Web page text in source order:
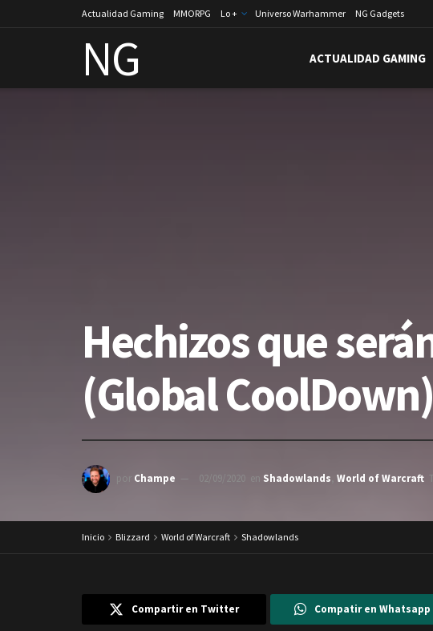
Actualidad Gaming MMORPG Lo + Universo Warhammer NG Gadgets
NG ACTUALIDAD GAMING
Hechizos que
(Global CoolDown)
por Champe 02/09/2020 en Shadowlands, World of Warcraft
Inicio Blizzard World of Warcraft Shadowlands
Compartir en Twitter Compatir en Whatsapp